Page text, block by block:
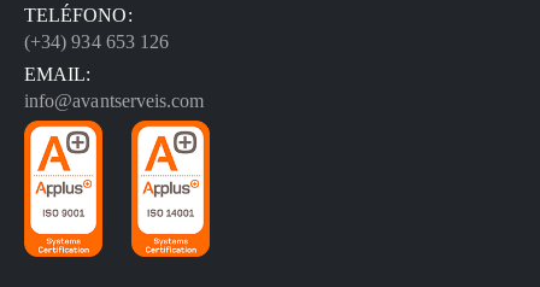
TELÉFONO:
(+34) 934 653 126
EMAIL:
info@avantserveis.com